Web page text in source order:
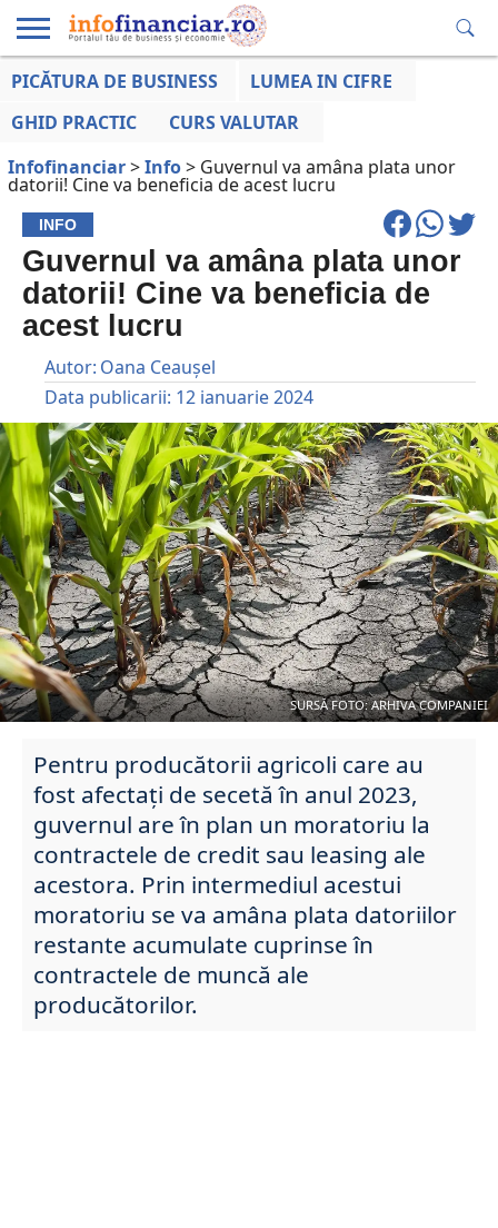
EDUCAȚIE
LA ZI
AFACERILOR
PICĂTURA DE BUSINESS
LUMEA IN CIFRE
GHID PRACTIC
CURS VALUTAR
Infofinanciar>Info> Guvernul va amâna plata unor
datorii! Cine va beneficia de acest lucru
INFO
Guvernul va amâna plata unor
datorii! Cine va beneficia de
acest lucru
Autor: Oana Ceaușel
Data publicarii: 12 ianuarie 2024
SURSĂ FOTO: ARHIVA COMPANIEI
Pentru producătorii agricoli care au
fost afectați de secetă în anul 2023,
guvernul are în plan un moratoriu la
contractele de credit sau leasing ale
acestora. Prin intermediul acestui
moratoriu se va amâna plata datoriilor
restante acumulate cuprinse în
contractele de muncă ale
producătorilor.